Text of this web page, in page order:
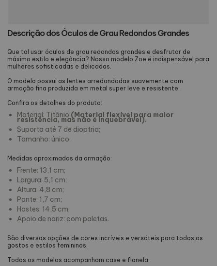
Descrição dos Óculos de Grau Redondos Grandes
Que tal usar óculos de grau redondos grandes e desfrutar de
máximo estilo e elegância? Nosso modelo Zoe é indispensável para
mulheres sofisticadas e delicadas.
O modelo possui as lentes arredondadas suavemente com
armação fina produzida em metal super leve e resistente.
Confira os detalhes do produto:
Material: Titânio (Material flexível para maior
resistência, mas não é inquebrável).
Suporta até 7 de dioptria;
Tamanho: único.
Medidas aproximadas da armação:
Frente: 13,1 cm;
Largura: 5,1 cm;
Altura: 4,8 cm;
Ponte: 1,7 cm;
Hastes: 14,5 cm;
Apoio de nariz: com paletas.
São diversas opções de cores incríveis e versáteis para todos os
gostos e estilos femininos.
Todos os modelos acompanham case e flanela.